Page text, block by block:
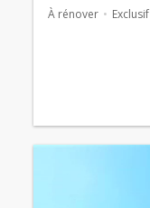
À rénover Exclusif